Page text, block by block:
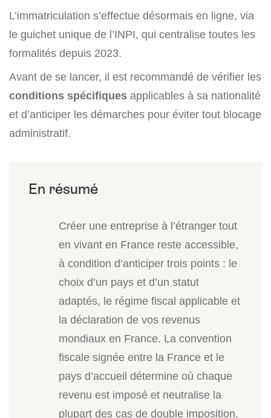
L’immatriculation s’effectue désormais en ligne, via
le guichet unique de l’INPI, qui centralise toutes les
formalités depuis 2023.
Avant de se lancer, il est recommandé de vérifier les
conditions spécifiques applicables à sa nationalité
et d’anticiper les démarches pour éviter tout blocage
administratif.
Créer une entreprise à l’étranger tout
en vivant en France reste accessible,
à condition d’anticiper trois points : le
choix d’un pays et d’un statut
adaptés, le régime fiscal applicable et
la déclaration de vos revenus
mondiaux en France. La convention
fiscale signée entre la France et le
pays d’accueil détermine où chaque
revenu est imposé et neutralise la
plupart des cas de double imposition.